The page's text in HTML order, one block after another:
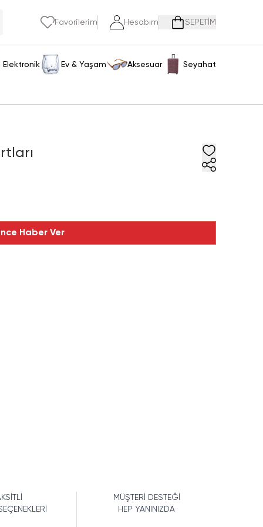
Favorilerim Hesabım SEPETİM
Elektronik Ev & Yaşam Aksesuar Seyahat
Haber Ver
MÜŞTERİ DESTEĞİ
HEP YANINIZDA